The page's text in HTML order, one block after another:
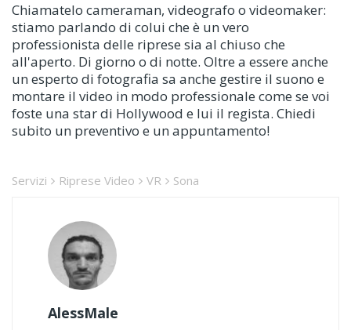
Chiamatelo cameraman, videografo o videomaker:
stiamo parlando di colui che è un vero
professionista delle riprese sia al chiuso che
all'aperto. Di giorno o di notte. Oltre a essere anche
un esperto di fotografia sa anche gestire il suono e
montare il video in modo professionale come se voi
foste una star di Hollywood e lui il regista. Chiedi
subito un preventivo e un appuntamento!
Servizi Riprese Video VR Sona
AlessMale